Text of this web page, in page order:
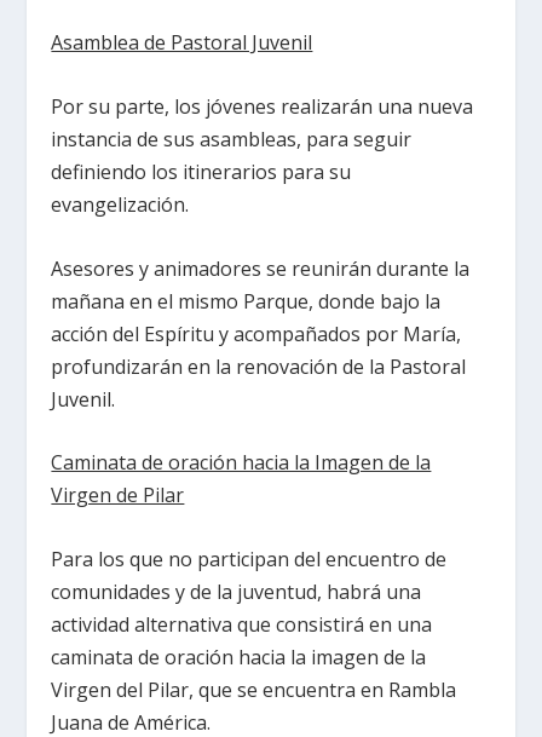
Asamblea de Pastoral Juvenil
Por su parte, los jóvenes realizarán una nueva
instancia de sus asambleas, para seguir
definiendo los itinerarios para su
evangelización.
Asesores y animadores se reunirán durante la
mañana en el mismo Parque, donde bajo la
acción del Espíritu y acompañados por María,
profundizarán en la renovación de la Pastoral
Juvenil.
Caminata de oración hacia la Imagen de la
Virgen de Pilar
Para los que no participan del encuentro de
comunidades y de la juventud, habrá una
actividad alternativa que consistirá en una
caminata de oración hacia la imagen de la
Virgen del Pilar, que se encuentra en Rambla
Juana de América.